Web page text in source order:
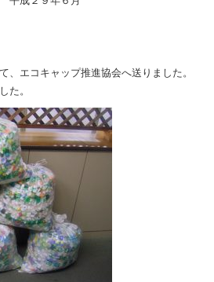
、エコキャップ推進協会へ送りました。
た。